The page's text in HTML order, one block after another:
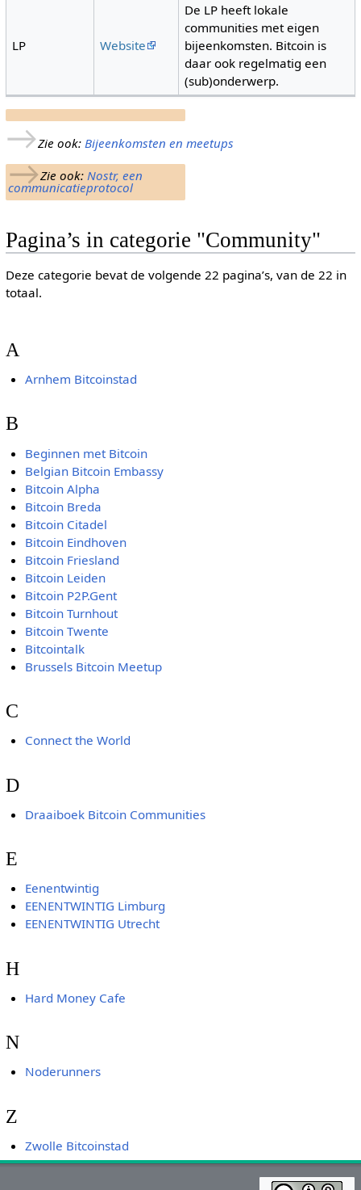
LP Website
De LP heeft lokale
communities met eigen
bijeenkomsten. Bitcoin is
daar ook regelmatig een
(sub)onderwerp.
→Zie ook: Bijeenkomsten en meetups
→Zie ook: Nostr, een
communicatieprotocol
Pagina’s in categorie "Community"
Deze categorie bevat de volgende 22 pagina’s, van de 22 in
totaal.
A
Arnhem Bitcoinstad
B
Beginnen met Bitcoin
Belgian Bitcoin Embassy
Bitcoin Alpha
Bitcoin Breda
Bitcoin Citadel
Bitcoin Eindhoven
Bitcoin Friesland
Bitcoin Leiden
Bitcoin P2P.Gent
Bitcoin Turnhout
Bitcoin Twente
Bitcointalk
Brussels Bitcoin Meetup
C
Connect the World
D
Draaiboek Bitcoin Communities
E
Eenentwintig
EENENTWINTIG Limburg
EENENTWINTIG Utrecht
H
Hard Money Cafe
N
Noderunners
Z
Zwolle Bitcoinstad